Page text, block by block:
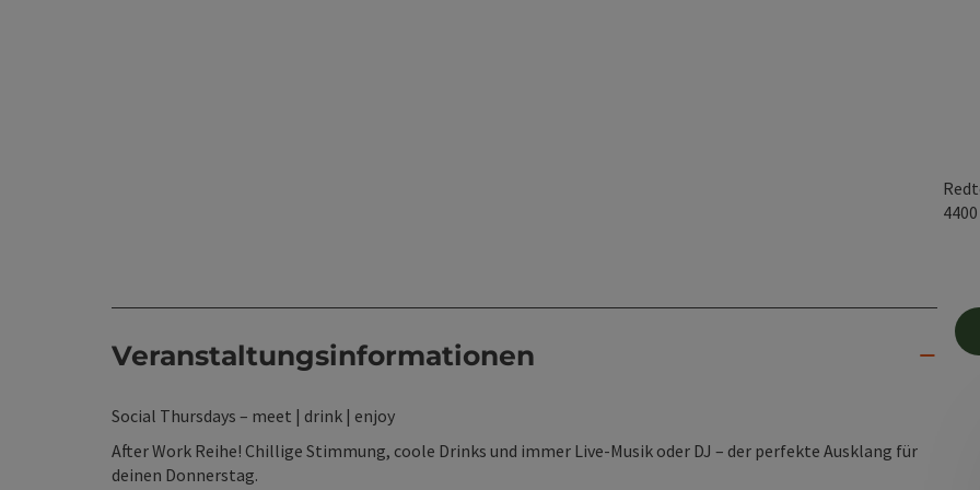
4400
Veranstaltungsinformationen
Social Thursdays – meet | drink | enjoy
After Work Reihe! Chillige Stimmung, coole Drinks und immer Live-Musik oder DJ – der perfekte Ausklang für
deinen Donnerstag.